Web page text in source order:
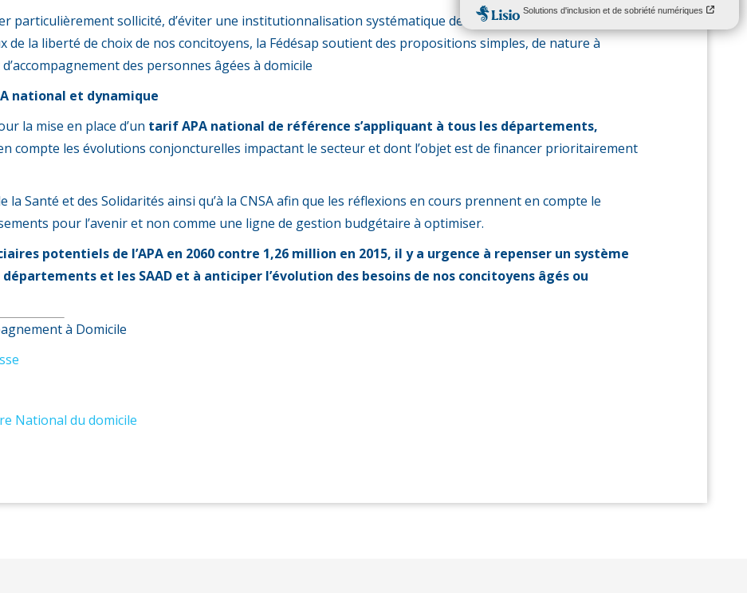
particulièrement sollicité, d’éviter une institutionnalisation systématique des personnes âgées et ainsi
de la liberté de choix de nos concitoyens, la Fédésap soutient des propositions simples, de nature à
des personnes âgées à domicile
national et dynamique
la mise en place d’un tarif APA national de référence s’appliquant à tous les départements,
compte les évolutions conjoncturelles impactant le secteur et dont l’objet est de financer prioritairement
la Santé et des Solidarités ainsi qu’à la CNSA afin que les réflexions en cours prennent en compte le
pour l’avenir et non comme une ligne de gestion budgétaire à optimiser.
potentiels de l’APA en 2060 contre 1,26 million en 2015, il y a urgence à repenser un système
et les SAAD et à anticiper l’évolution des besoins de nos concitoyens âgés ou
à Domicile
National du domicile